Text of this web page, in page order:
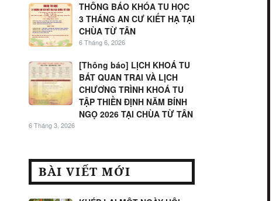
THÔNG BÁO KHÓA TU HỌC
3 THÁNG AN CƯ KIẾT HẠ TẠI
CHÙA TỪ TÂN
6 Tháng 6, 2026
[Thông báo] LỊCH KHOÁ TU
BÁT QUAN TRAI VÀ LỊCH
CHƯƠNG TRÌNH KHOÁ TU
TẬP THIỀN ĐỊNH NĂM BÍNH
NGỌ 2026 TẠI CHÙA TỪ TÂN
6 Tháng 3, 2026
BÀI VIẾT MỚI